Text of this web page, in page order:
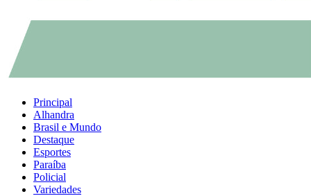
Principal
Alhandra
Brasil e Mundo
Destaque
Esportes
Paraíba
Policial
Variedades